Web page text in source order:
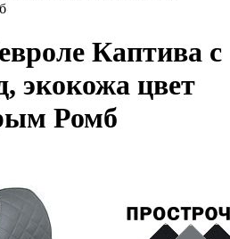
Каптива с
экокожа цвет
Ромб